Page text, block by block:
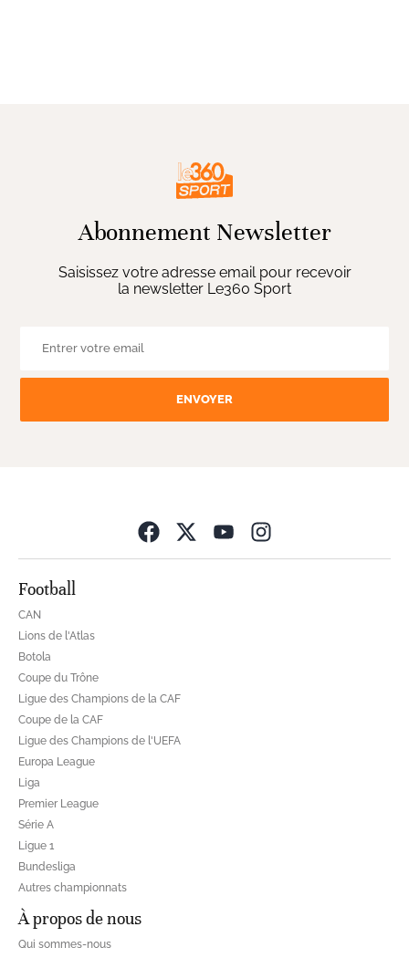
Abonnement Newsletter
Saisissez votre adresse email pour recevoir
la newsletter Le360 Sport
ENVOYER
Football
CAN
Lions de l'Atlas
Botola
Coupe du Trône
Ligue des Champions de la CAF
Coupe de la CAF
Ligue des Champions de l'UEFA
Europa League
Liga
Premier League
Série A
Ligue 1
Bundesliga
Autres championnats
À propos de nous
Qui sommes-nous